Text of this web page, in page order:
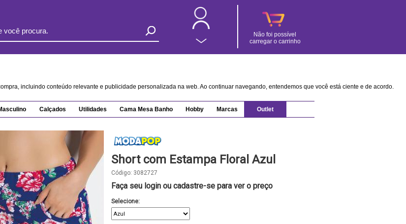
Não foi possível
carregar o carrinho
incluindo conteúdo relevante e publicidade personalizada na web. Ao continuar navegando, entendemos que você está ciente e de acordo.
Calçados Utilidades Cama Mesa Banho Hobby Marcas Outlet
Short com Estampa Floral Azul
Código: 3082727
Faça seu login ou cadastre-se para ver o preço
Selecione: